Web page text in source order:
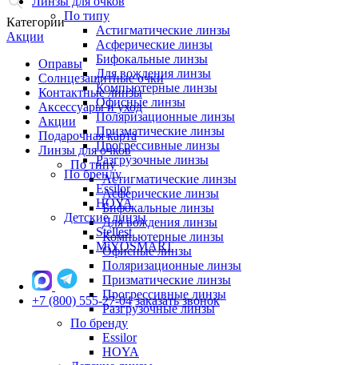
Категории
Акции
Оправы
Солнцезащитные очки
Контактные линзы
Аксессуары и уход
Акции
Подарочная карта
Линзы для очков
По типу
Астигматические линзы
Асферические линзы
Бифокальные линзы
Для вождения линзы
Компьютерные линзы
Офисные линзы
Поляризационные линзы
Призматические линзы
Прогрессивные линзы
Разгрузочные линзы
По бренду
Essilor
HOYA
По типу
Астигматические линзы
Асферические линзы
Бифокальные линзы
Для вождения линзы
Компьютерные линзы
Офисные линзы
Поляризационные линзы
Призматические линзы
Прогрессивные линзы
Разгрузочные линзы
По бренду
Essilor
HOYA
Детские линзы
Stellest
MiYOSMART
+7 (800) 555-27-04 заказать звонок